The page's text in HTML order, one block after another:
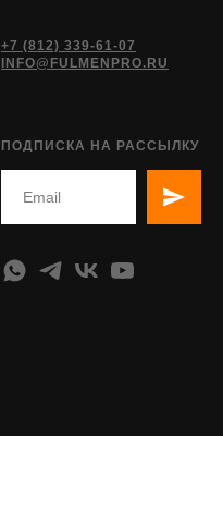
+7 (812) 339-61-07
INFO@FULMENPRO.RU
ПОДПИСКА НА РАССЫЛКУ